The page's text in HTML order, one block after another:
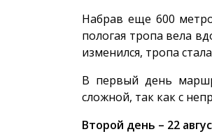
Набрав еще 600
пологая тропа вела
изменился, тропа
В первый день
сложной, так как с
Второй день – 22